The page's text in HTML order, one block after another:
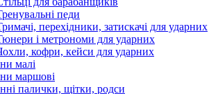
педи
перехідники, затискачі для ударних
і метрономи для ударних
кофри, кейси для ударних
малі
маршові
палички, щітки, родси